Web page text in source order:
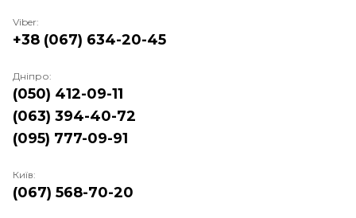
Viber:
+38 (067) 634-20-45
Дніпро:
(050) 412-09-11
(063) 394-40-72
(095) 777-09-91
Київ:
(067) 568-70-20